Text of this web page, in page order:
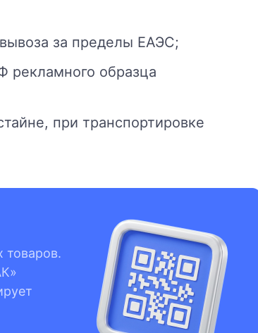
за пределы ЕАЭС;
рекламного образца
при транспортировке